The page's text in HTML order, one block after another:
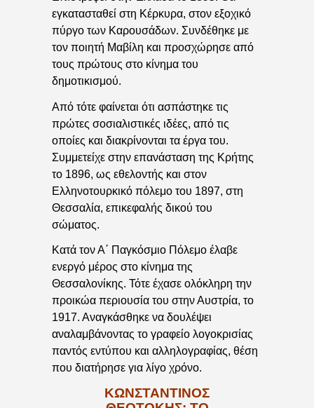
εγκατασταθεί στη Κέρκυρα, στον εξοχικό
πύργο των Καρουσάδων. Συνδέθηκε με
τον ποιητή Μαβίλη και προσχώρησε από
τους πρώτους στο κίνημα του
δημοτικισμού.
Από τότε φαίνεται ότι ασπάστηκε τις
πρώτες σοσιαλιστικές ιδέες, από τις
οποίες και διακρίνονται τα έργα του.
Συμμετείχε στην επανάσταση της Κρήτης
το 1896, ως εθελοντής και στον
Ελληνοτουρκικό πόλεμο του 1897, στη
Θεσσαλία, επικεφαλής δικού του
σώματος.
Κατά τον Α΄ Παγκόσμιο Πόλεμο έλαβε
ενεργό μέρος στο κίνημα της
Θεσσαλονίκης. Τότε έχασε ολόκληρη την
προικώα περιουσία του στην Αυστρία, το
1917. Αναγκάσθηκε να δουλέψει
αναλαμβάνοντας το γραφείο λογοκρισίας
παντός εντύπου και αλληλογραφίας, θέση
που διατήρησε για λίγο χρόνο.
ΚΩΝΣΤΑΝΤΙΝΟΣ